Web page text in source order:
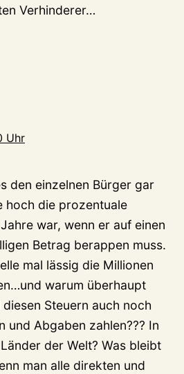
Verhinderer…
Uhr
den einzelnen Bürger gar
hoch die prozentuale
war, wenn er auf einen
Betrag berappen muss.
mal lässig die Millionen
warum überhaupt
Steuern auch noch
und Abgaben zahlen??? In
der Welt? Was bleibt
man alle direkten und